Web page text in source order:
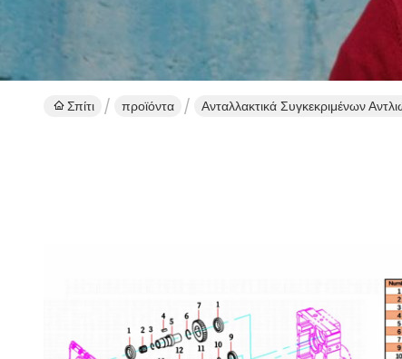
Σπίτι προϊόντα Ανταλλακτικά Συγκεκριμένων